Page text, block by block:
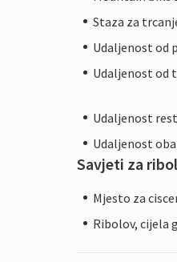
Staza za
Udaljenost od
Udaljenost od
Udaljenost
Udaljenost
Savjeti za
Mjesto za
Ribolov, cijela